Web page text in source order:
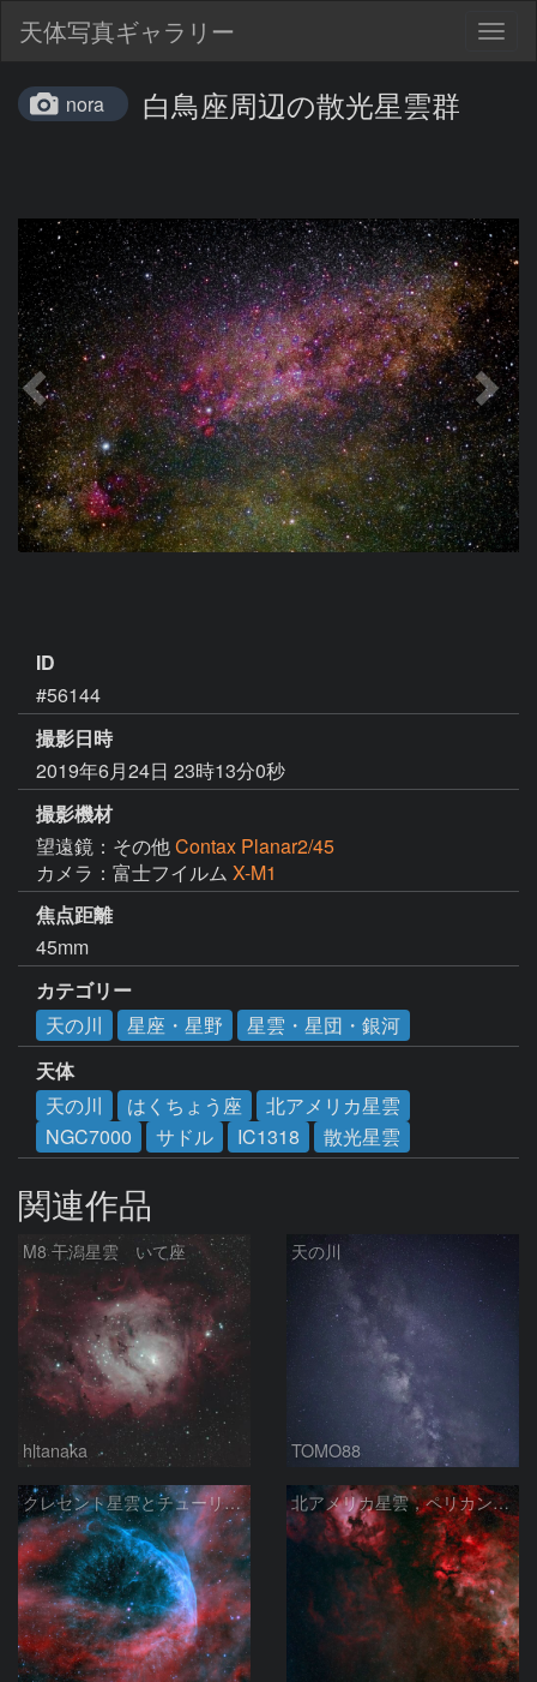
天体写真ギャラリー
nora 白鳥座周辺の散光星雲群
ID
#56144
撮影日時
2019年6月24日 23時13分0秒
撮影機材
望遠鏡：その他Contax Planar2/45
カメラ：富士フイルム X-M1
焦点距離
45mm
カテゴリー
天の川
星座・星野
星雲・星団・銀河
天体
天の川
はくちょう座
北アメリカ星雲
NGC7000
サドル IC1318 散光星雲
関連作品
M8 干潟星雲 いて座
hltanaka
天の川
TOMO88
クレセント星雲とチューリップ星雲の真ん中あたりにある星雲 NGC6883 ??? 北アメリカ星雲，ペリカン星雲，サドル付近，クレセント星雲，網状星雲・・・etc